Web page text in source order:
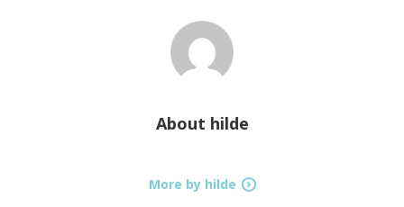
About hilde
More by hilde